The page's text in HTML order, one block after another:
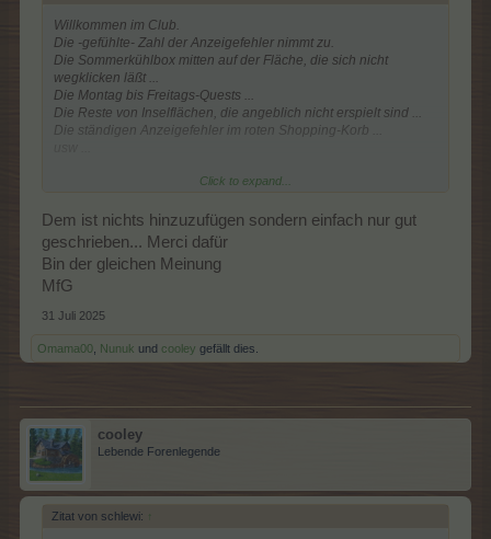
Willkommen im Club.
Die -gefühlte- Zahl der Anzeigefehler nimmt zu.
Die Sommerkühlbox mitten auf der Fläche, die sich nicht
wegklicken läßt ...
Die Montag bis Freitags-Quests ...
Die Reste von Inselflächen, die angeblich nicht erspielt sind ...
Die ständigen Anzeigefehler im roten Shopping-Korb ...
Warum nimmt BP sich nicht einfach die Zeit und das Spiel vom
Andere Spieleanbieter machen das auch und die gehen -
Überraschung ! - nicht pleite ...
Grüße
Click to expand...
Dem ist nichts hinzuzufügen sondern einfach nur gut
geschrieben... Merci dafür
Bin der gleichen Meinung
MfG
31 Juli 2025
Omama00 Nunuk und cooley gefällt dies.
cooley
Lebende Forenlegende
Zitat von schlewi: ↑